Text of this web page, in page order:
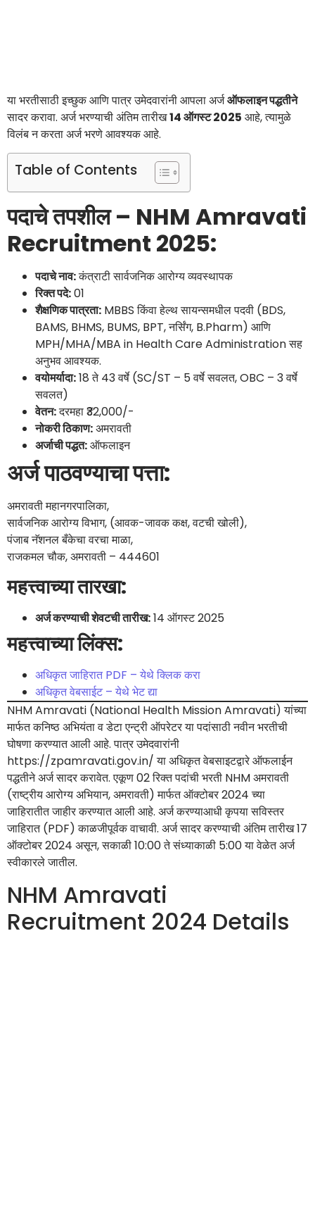
या भरतीसाठी इच्छुक आणि पात्र उमेदवारांनी आपला अर्जऑफलाइन पद्धतीने
सादर करावा. अर्ज भरण्याची अंतिम तारीख14 ऑगस्ट 2025 आहे, त्यामुळे
विलंब न करता अर्ज भरणे आवश्यक आहे.
Table of Contents
पदाचे तपशील – NHM Amravati
Recruitment 2025:
पदाचे नाव:कंत्राटी सार्वजनिक आरोग्य व्यवस्थापक
रिक्त पदे:01
शैक्षणिक पात्रता: MBBS किंवा हेल्थ सायन्समधील पदवी (BDS,
BAMS, BHMS, BUMS, BPT, नर्सिंग, B.Pharm) आणि
MPH/MHA/MBA in Health Care Administration सह
अनुभव आवश्यक.
वयोमर्यादा:18 ते 43 वर्षे (SC/ST – 5 वर्षे सवलत, OBC – 3 वर्षे
सवलत)
वेतन:दरमहा ₹32,000/-
नोकरी ठिकाण:अमरावती
अर्जाची पद्धत:ऑफलाइन
अर्ज पाठवण्याचा पत्ता:
अमरावती महानगरपालिका,
सार्वजनिक आरोग्य विभाग, (आवक-जावक कक्ष, वटची खोली),
पंजाब नॅशनल बँकेचा वरचा माळा,
राजकमल चौक, अमरावती – 444601
महत्त्वाच्या तारखा:
अर्ज करण्याची शेवटची तारीख:14 ऑगस्ट 2025
महत्त्वाच्या लिंक्स:
अधिकृत जाहिरात PDF – येथे क्लिक करा
अधिकृत वेबसाईट – येथे भेट द्या
NHM Amravati (National Health Mission Amravati) यांच्या
मार्फत कनिष्ठ अभियंता व डेटा एन्ट्री ऑपरेटर या पदांसाठी नवीन भरतीची
घोषणा करण्यात आली आहे. पात्र उमेदवारांनी
https://zpamravati.gov.in/ या अधिकृत वेबसाइटद्वारे ऑफलाईन
पद्धतीने अर्ज सादर करावेत. एकूण 02 रिक्त पदांची भरती NHM अमरावती
(राष्ट्रीय आरोग्य अभियान, अमरावती) मार्फत ऑक्टोबर 2024 च्या
जाहिरातीत जाहीर करण्यात आली आहे. अर्ज करण्याआधी कृपया सविस्तर
जाहिरात (PDF) काळजीपूर्वक वाचावी. अर्ज सादर करण्याची अंतिम तारीख 17
ऑक्टोबर 2024 असून, सकाळी 10:00 ते संध्याकाळी 5:00 या वेळेत अर्ज
स्वीकारले जातील.
NHM Amravati
Recruitment 2024 Details